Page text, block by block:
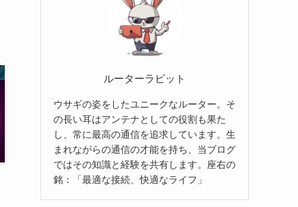
ルーターラビット
ウサギの姿をしたユニークなルーター。そ
の長い耳はアンテナとしての役割も果た
し、常に最高の通信を追求しています。生
まれながらの通信の才能を持ち、当ブログ
ではその知識と経験を共有します。座右の
銘：「最適な接続、快適なライフ」